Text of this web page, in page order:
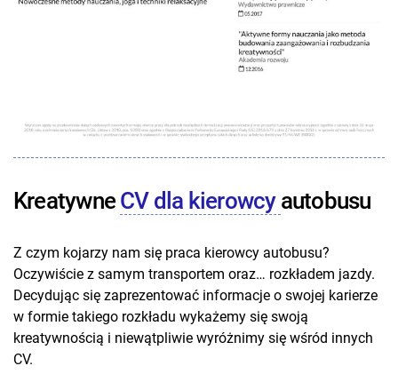
KreatywneCV dla kierowcy autobusu
Z czym kojarzy nam się praca kierowcy autobusu?
Oczywiście z samym transportem oraz… rozkładem jazdy.
Decydując się zaprezentować informacje o swojej karierze
w formie takiego rozkładu wykażemy się swoją
kreatywnością i niewątpliwie wyróżnimy się wśród innych
CV.